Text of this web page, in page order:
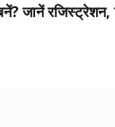
जानें रजिस्ट्रेशन,